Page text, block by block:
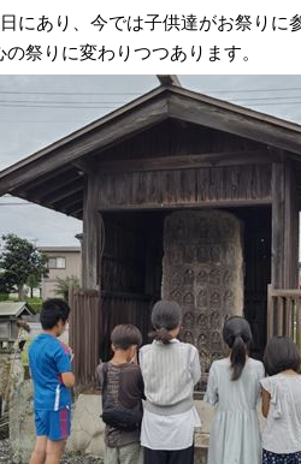
にあり、今では子供達がお祭りに
祭りに変わりつつあります。